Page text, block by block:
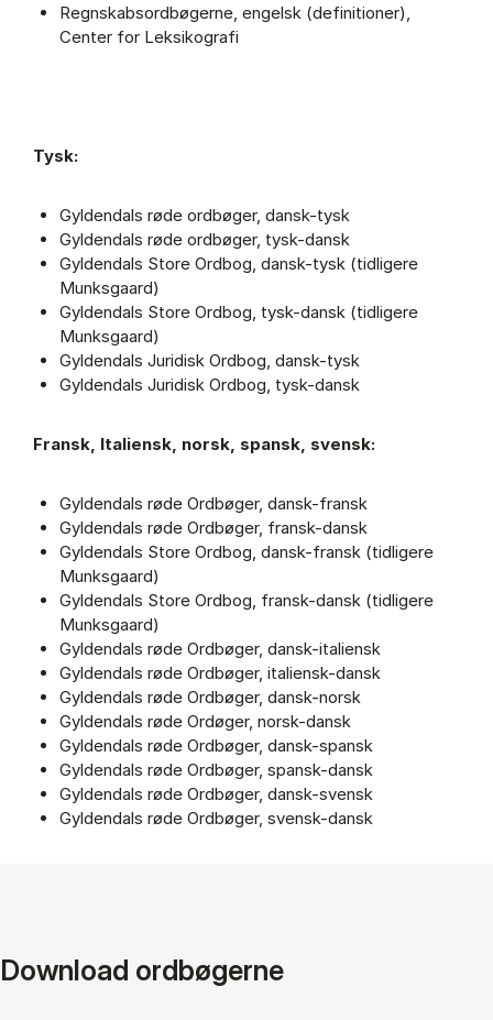
Regnskabsordbøgerne, engelsk (definitioner),
Center for Leksikografi
Tysk:
Gyldendals røde ordbøger, dansk-tysk
Gyldendals røde ordbøger, tysk-dansk
Gyldendals Store Ordbog, dansk-tysk (tidligere
Munksgaard)
Gyldendals Store Ordbog, tysk-dansk (tidligere
Munksgaard)
Gyldendals Juridisk Ordbog, dansk-tysk
Gyldendals Juridisk Ordbog, tysk-dansk
Fransk, Italiensk, norsk, spansk, svensk:
Gyldendals røde Ordbøger, dansk-fransk
Gyldendals røde Ordbøger, fransk-dansk
Gyldendals Store Ordbog, dansk-fransk (tidligere
Munksgaard)
Gyldendals Store Ordbog, fransk-dansk (tidligere
Munksgaard)
Gyldendals røde Ordbøger, dansk-italiensk
Gyldendals røde Ordbøger, italiensk-dansk
Gyldendals røde Ordbøger, dansk-norsk
Gyldendals røde Ordøger, norsk-dansk
Gyldendals røde Ordbøger, dansk-spansk
Gyldendals røde Ordbøger, spansk-dansk
Gyldendals røde Ordbøger, dansk-svensk
Gyldendals røde Ordbøger, svensk-dansk
Download ordbøgerne